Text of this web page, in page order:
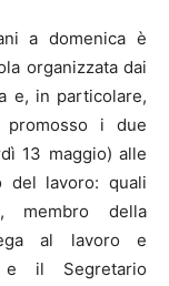
a domenica è
organizzata dai
e, in particolare,
promosso i due
13 maggio) alle
del lavoro: quali
membro della
al lavoro e
e il Segretario